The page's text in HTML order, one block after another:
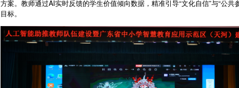
方案。教师通过AI实时反馈的学生价值倾向数据，精准引导“文化自信”与“公共
目标。